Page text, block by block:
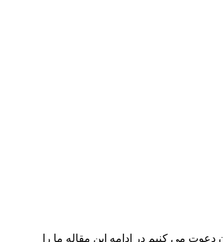
می کنیم در ادامه این مقاله ما را